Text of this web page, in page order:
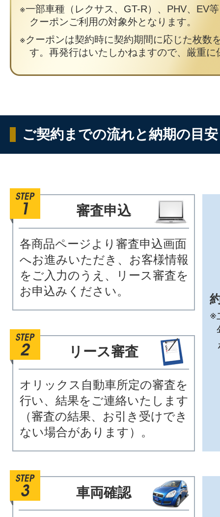
一部車種（レクサス、GT-R）、PHV、EV
クーポンご利用の対象外となります。
クーポンは契約時に契約期間に応じた枚数
す。再発行はいたしかねますので、厳重に
ご契約までの流れと納期の目安
審査申込
各商品ページより審査申込画面
へお進みいただき、お客様情報
をご入力のうえ、リース審査を
お申込みください。
リース審査
オリックス自動車所定の審査を
行い、結果をご連絡いたします
（審査の結果、お引き受けでき
ない場合があります）。
車両確認
※